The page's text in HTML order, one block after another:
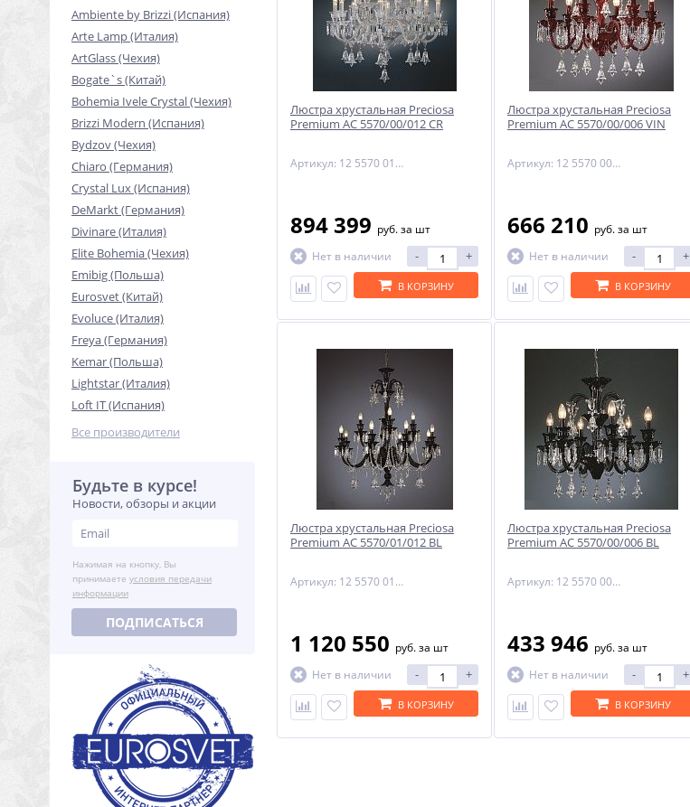
Ambiente by Brizzi (Испания)
Arte Lamp (Италия)
ArtGlass (Чехия)
Bogate`s (Китай)
Bohemia Ivele Crystal (Чехия)
Brizzi Modern (Испания)
Bydzov (Чехия)
Chiaro (Германия)
Crystal Lux (Испания)
DeMarkt (Германия)
Divinare (Италия)
Elite Bohemia (Чехия)
Emibig (Польша)
Eurosvet (Китай)
Evoluce (Италия)
Freya (Германия)
Kemar (Польша)
Lightstar (Италия)
Loft IT (Испания)
Все производители
Будьте в курсе!
Новости, обзоры и акции
Нажимая на кнопку, Вы
принимаете условия передачи
информации
ПОДПИСАТЬСЯ
Люстра хрустальная Preciosa
Premium AC 5570/00/012 CR
Артикул: 12 5570 012 06 11 00 70
894 399 руб.за шт
Нет в наличии
- +
В КОРЗИНУ
Люстра хрустальная Preciosa
Premium AC 5570/00/006 VIN
Артикул: 12 5570 006 06 81 00 70
666 210 руб.за шт
Нет в наличии
- +
В КОРЗИНУ
Люстра хрустальная Preciosa
Premium AC 5570/01/012 BL
Артикул: 12 5570 012 06 80 01 70
1 120 550 руб.за шт
Нет в наличии
- +
В КОРЗИНУ
Люстра хрустальная Preciosa
Premium AC 5570/00/006 BL
Артикул: 12 5570 006 06 80 00 70
433 946 руб.за шт
Нет в наличии
- +
В КОРЗИНУ